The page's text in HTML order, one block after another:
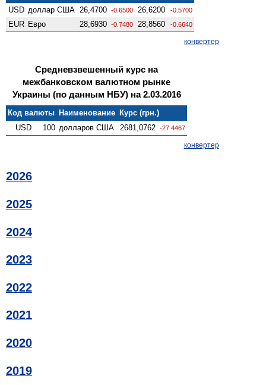
USD доллар США 26,4700 -0.6500 26,6200 -0.5700
EUR Евро 28,6930 -0.7480 28,8560 -0.6640
конвертер
Средневзвешенный курс на
межбанковском валютном рынке
Украины (по данным НБУ) на 2.03.2016
Код валюты Наименование Курс (грн.)
USD
100 долларов США 2681,0762 -27.4467
конвертер
2026
2025
2024
2023
2022
2021
2020
2019